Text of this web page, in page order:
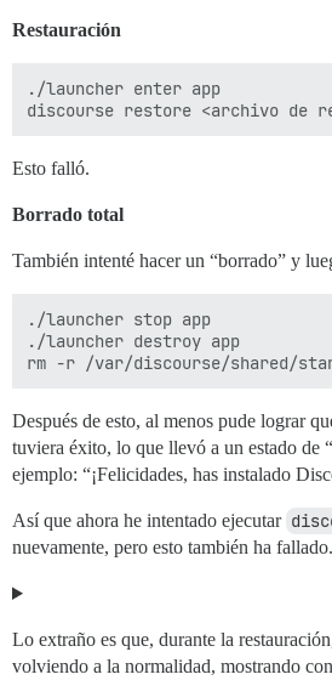
Restauración
./launcher enter app
Esto falló.
Borrado total
También intenté hacer un “borrado” y
./launcher stop app
./launcher destroy app
Después de esto, al menos pude lograr
tuviera éxito, lo que llevó a un estado de
ejemplo: “¡Felicidades, has instalado
Así que ahora he intentado ejecutar
nuevamente, pero esto también ha fallado.
Lo extraño es que, durante la
volviendo a la normalidad, mostrando